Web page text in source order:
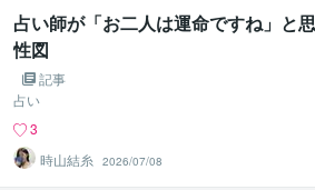
占い師が「お二人は運命ですね」と
性図
記事
占い
3
時山結糸
2026/07/08